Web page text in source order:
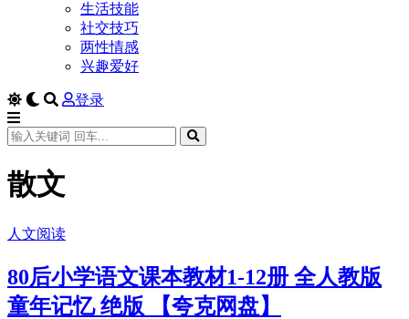
生活技能
社交技巧
两性情感
兴趣爱好
登录
散文
人文阅读
80后小学语文课本教材1-12册 全人教版
童年记忆 绝版 【夸克网盘】